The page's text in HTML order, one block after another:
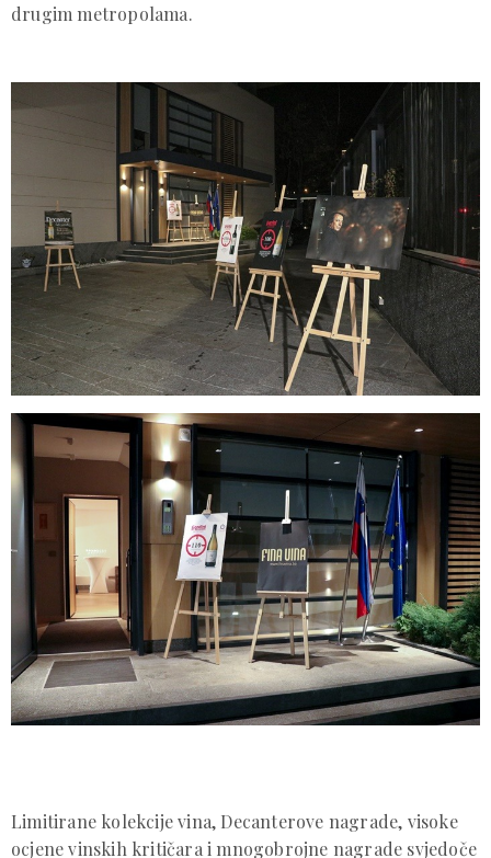
drugim metropolama.
Limitirane kolekcije vina, Decanterove nagrade, visoke
ocjene vinskih kritičara i mnogobrojne nagrade svjedoče